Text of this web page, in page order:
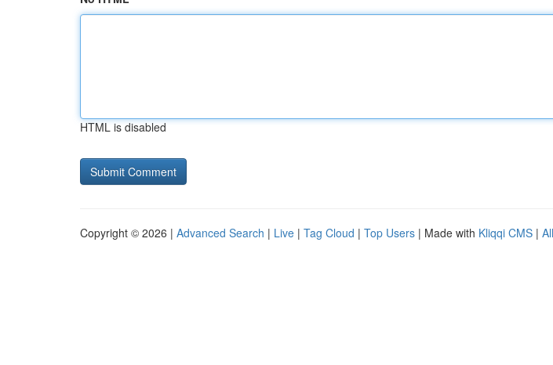
HTML is disabled
Copyright © 2026 | Advanced Search | Live | Tag Cloud | Top Users | Made with Kliqqi CMS |